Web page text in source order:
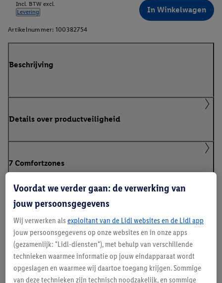
Incl. BTW excl.
Levering
In Winkelwagen
Artikelnummer: 100382754
Beschrijving
Details over productveiligheid
7 Comfortzones
Kies de juiste hardheid
Gebruikstips na levering
Voordat we verder gaan: de verwerking van
jouw persoonsgegevens
Wij verwerken als exploitant van de Lidl websites en de Lidl app
jouw persoonsgegevens op onze websites en in onze apps
(gezamenlijk: "Lidl-diensten"), met behulp van verschillende
technieken waarmee informatie op jouw eindapparaat wordt
opgeslagen en waarmee wij daartoe toegang krijgen. Sommige
van deze technieken zijn technisch noodzakelijk, en sommige